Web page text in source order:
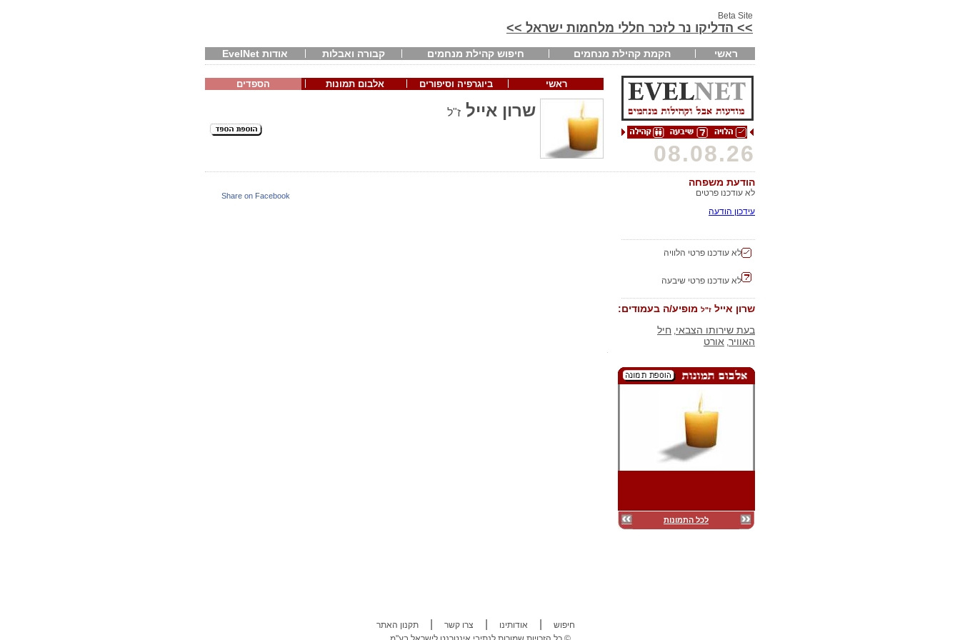
Beta Site
>> הדליקו נר לזכר חללי מלחמות ישראל >>
ראשי הקמת קהילת מנחמים חיפוש קהילת מנחמים קבורה ואבלות אודות EvelNet
ראשי ביוגרפיה וסיפורים אלבום תמונות הספדים
שרון אייל ז"ל
08.08.26
Share on Facebook
הודעת משפחה
לא עודכנו פרטים
עידכון הודעה
לא עודכנו פרטי הלוויה
לא עודכנו פרטי שיבעה
שרון אייל ז"ל מופיע/ה בעמודים:
בעת שירותו הצבאי, חיל
האוויר, אורט
לכל התמונות
חיפוש אודותינו צרו קשר
תקנון האתר